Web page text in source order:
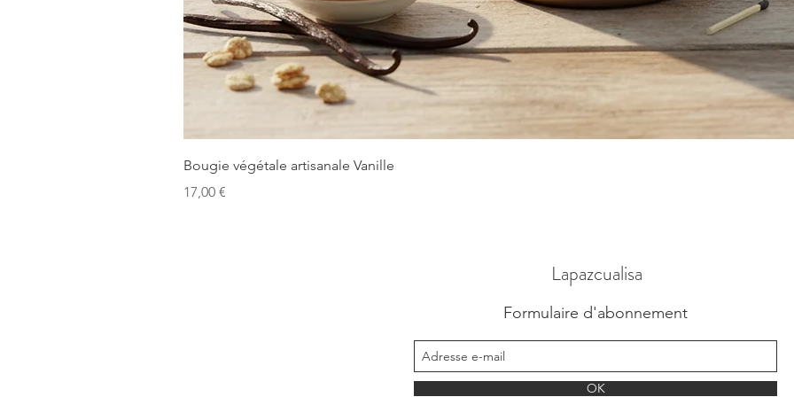
Bougie végétale artisanale Vanille
Prix
17,00 €
Lapazcualisa
Formulaire d'abonnement
OK